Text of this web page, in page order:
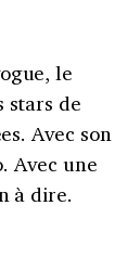
le
stars de
Avec son
Avec une
à dire.